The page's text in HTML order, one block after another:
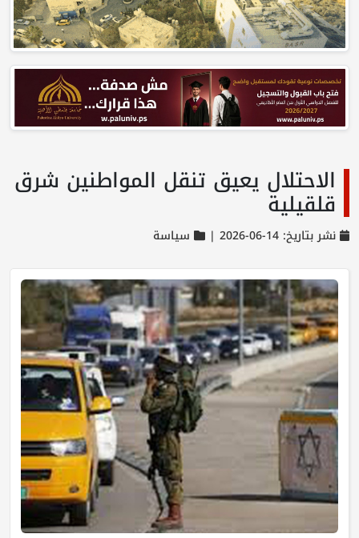
الاحتلال يعيق تنقل المواطنين شرق
قلقيلية
نشر بتاريخ: 14-06-2026 | سياسة